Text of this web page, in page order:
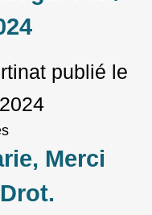
publié le
Merci